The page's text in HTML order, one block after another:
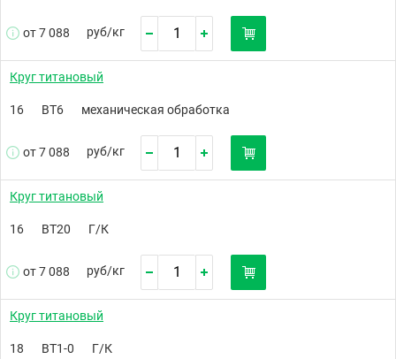
от 7 088 руб/кг
Круг титановый
16 ВТ6 механическая обработка
от 7 088 руб/кг
Круг титановый
16 ВТ20 Г/К
от 7 088 руб/кг
Круг титановый
18 ВТ1-0 Г/К